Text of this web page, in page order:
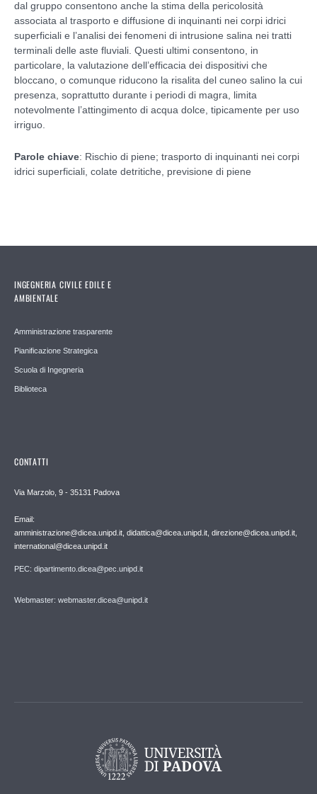
dal gruppo consentono anche la stima della pericolosità
associata al trasporto e diffusione di inquinanti nei corpi idrici
superficiali e l’analisi dei fenomeni di intrusione salina nei tratti
terminali delle aste fluviali. Questi ultimi consentono, in
particolare, la valutazione dell’efficacia dei dispositivi che
bloccano, o comunque riducono la risalita del cuneo salino la cui
presenza, soprattutto durante i periodi di magra, limita
notevolmente l’attingimento di acqua dolce, tipicamente per uso
irriguo.
Parole chiave: Rischio di piene; trasporto di inquinanti nei corpi
idrici superficiali, colate detritiche, previsione di piene
INGEGNERIA CIVILE EDILE E
AMBIENTALE
Amministrazione trasparente
Pianificazione Strategica
Scuola di Ingegneria
Biblioteca
CONTATTI
Via Marzolo, 9 - 35131 Padova
Email:
amministrazione@dicea.unipd.it, didattica@dicea.unipd.it, direzione@dicea.unipd.it,
international@dicea.unipd.it
PEC: dipartimento.dicea@pec.unipd.it
Webmaster: webmaster.dicea@unipd.it